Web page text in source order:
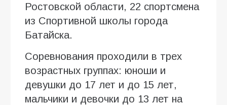
Ростовской области, 22 спортсмена
из Спортивной школы города
Батайска.
Соревнования проходили в трех
возрастных группах: юноши и
девушки до 17 лет и до 15 лет,
мальчики и девочки до 13 лет на